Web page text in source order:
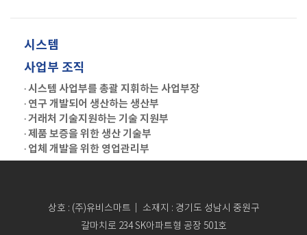
시스템
사업부 조직
· 시스템 사업부를 총괄 지휘하는 사업부장
· 연구 개발되어 생산하는 생산부
· 거래처 기술지원하는 기술 지원부
· 제품 보증을 위한 생산 기술부
· 업체 개발을 위한 영업관리부
상호 : (주)유비스마트｜ 소재지 : 경기도 성남시 중원구
갈마치로 234 SK아파트형 공장 501호